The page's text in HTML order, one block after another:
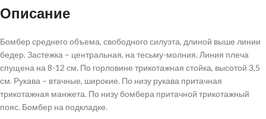
Описание
Бомбер среднего объема, свободного силуэта, длиной выше линии
бедер. Застежка – центральная, на тесьму-молния. Линия плеча
спущена на 8-12 см. По горловине трикотажная стойка, высотой 3,5
см. Рукава – втачные, широкие. По низу рукава притачная
трикотажная манжета. По низу бомбера притачной трикотажный
пояс. Бомбер на подкладке.